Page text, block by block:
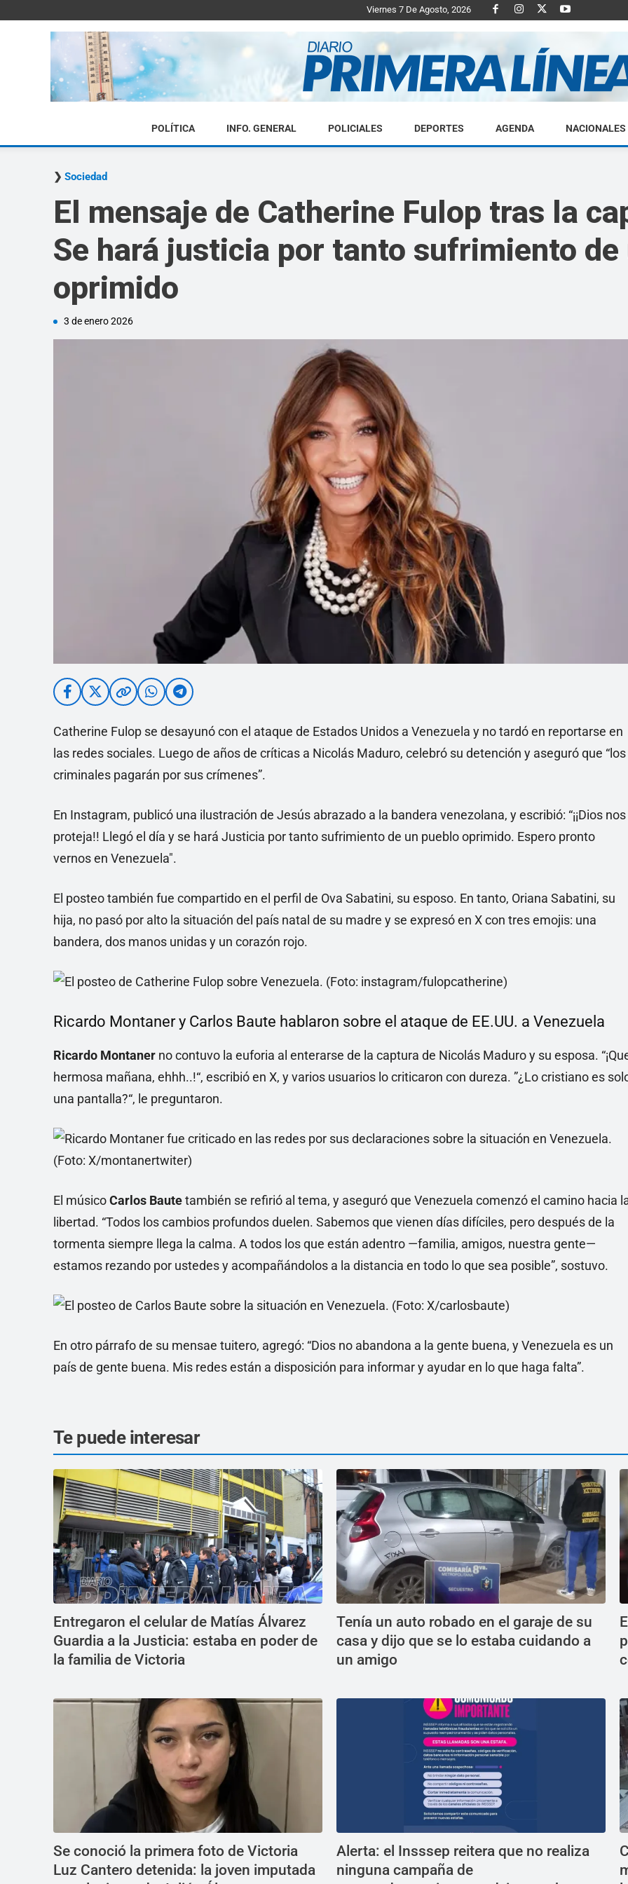
Viernes 7 De Agosto, 2026
Diario
Primera
POLÍTICA INFO. GENERAL POLICIALES DEPORTES AGENDA NACIONALES
Sociedad
El mensaje de Catherine Fulop tras la
Se hará justicia por tanto sufrimiento de
oprimido
3 de enero 2026
Catherine Fulop se desayunó con el ataque de Estados Unidos a Venezuela y no tardó en reportarse en
las redes sociales. Luego de años de críticas a Nicolás Maduro, celebró su detención y aseguró que “los
criminales pagarán por sus crímenes”.
En Instagram, publicó una ilustración de Jesús abrazado a la bandera venezolana, y escribió: “¡¡Dios nos
proteja!! Llegó el día y se hará Justicia por tanto sufrimiento de un pueblo oprimido. Espero pronto
vernos en Venezuela".
El posteo también fue compartido en el perfil de Ova Sabatini, su esposo. En tanto, Oriana Sabatini, su
hija, no pasó por alto la situación del país natal de su madre y se expresó en X con tres emojis: una
bandera, dos manos unidas y un corazón rojo.
Ricardo Montaner y Carlos Baute hablaron sobre el ataque de EE.UU. a Venezuela
Ricardo Montaner no contuvo la euforia al enterarse de la captura de Nicolás Maduro y su esposa.
hermosa mañana, ehhh..!“, escribió en X, y varios usuarios lo criticaron con dureza. ”¿Lo cristiano es
una pantalla?“, le preguntaron.
El músicoCarlos Bautetambién se refirió al tema, y aseguró que Venezuela comenzó el camino hacia
libertad. “Todos los cambios profundos duelen. Sabemos que vienen días difíciles, pero después de la
tormenta siempre llega la calma. A todos los que están adentro —familia, amigos, nuestra gente—
estamos rezando por ustedes y acompañándolos a la distancia en todo lo que sea posible”, sostuvo.
En otro párrafo de su mensae tuitero, agregó: “Dios no abandona a la gente buena, y Venezuela es un
país de gente buena. Mis redes están a disposición para informar y ayudar en lo que haga falta”.
Te puede interesar
Entregaron el celular de Matías Álvarez
Guardia a la Justicia: estaba en poder de
la familia de Victoria
Tenía un auto robado en el garaje de su
casa y dijo que se lo estaba cuidando a
un amigo
Se conoció la primera foto de Victoria
Luz Cantero detenida: la joven imputada
Alerta: el Insssep reitera que no realiza
ninguna campaña de